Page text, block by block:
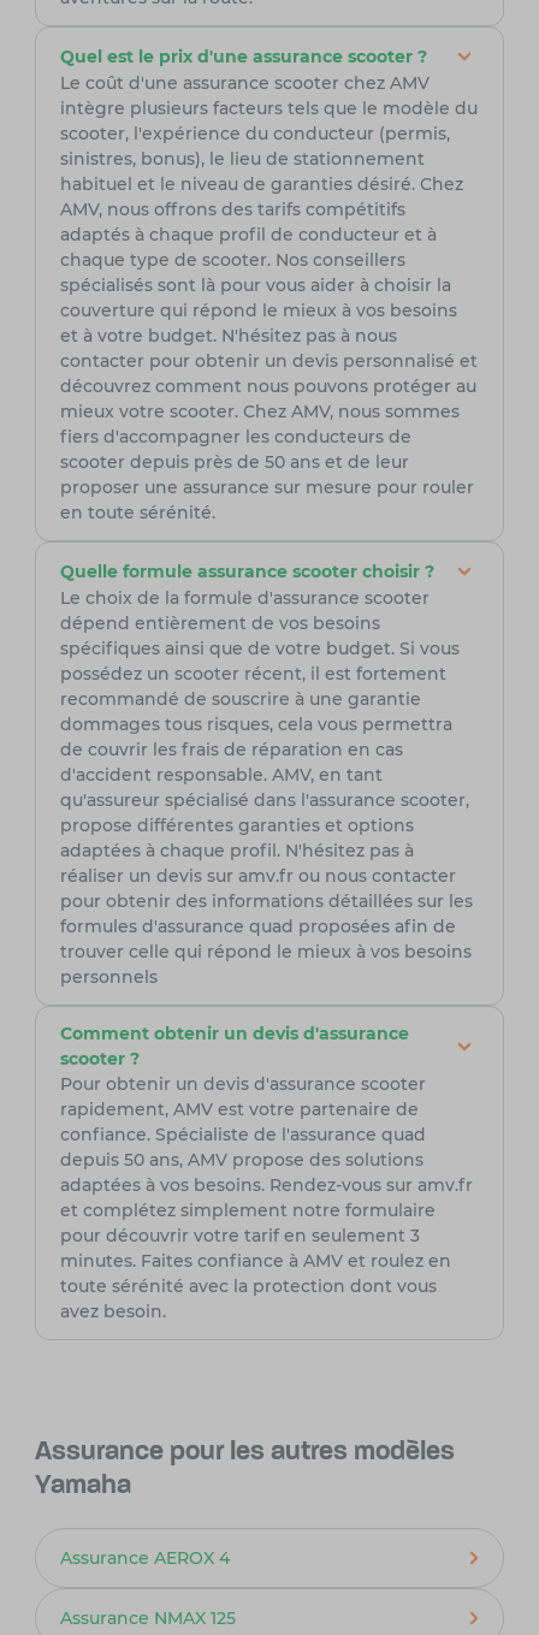
Quel est le prix d'une assurance scooter ?
Le coût d'une assurance scooter chez AMV
intègre plusieurs facteurs tels que le modèle du
scooter, l'expérience du conducteur (permis,
sinistres, bonus), le lieu de stationnement
habituel et le niveau de garanties désiré. Chez
AMV, nous offrons des tarifs compétitifs
adaptés à chaque profil de conducteur et à
chaque type de scooter. Nos conseillers
spécialisés sont là pour vous aider à choisir la
couverture qui répond le mieux à vos besoins
et à votre budget. N'hésitez pas à nous
contacter pour obtenir un devis personnalisé et
découvrez comment nous pouvons protéger au
mieux votre scooter. Chez AMV, nous sommes
fiers d'accompagner les conducteurs de
scooter depuis près de 50 ans et de leur
proposer une assurance sur mesure pour rouler
en toute sérénité.
Quelle formule assurance scooter choisir ?
Le choix de la formule d'assurance scooter
dépend entièrement de vos besoins
spécifiques ainsi que de votre budget. Si vous
possédez un scooter récent, il est fortement
recommandé de souscrire à une garantie
dommages tous risques, cela vous permettra
de couvrir les frais de réparation en cas
d'accident responsable. AMV, en tant
qu'assureur spécialisé dans l'assurance scooter,
propose différentes garanties et options
adaptées à chaque profil. N'hésitez pas à
réaliser un devis sur amv.fr ou nous contacter
pour obtenir des informations détaillées sur les
formules d'assurance quad proposées afin de
trouver celle qui répond le mieux à vos besoins
personnels
Comment obtenir un devis d'assurance
scooter ?
Pour obtenir un devis d'assurance scooter
rapidement, AMV est votre partenaire de
confiance. Spécialiste de l'assurance quad
depuis 50 ans, AMV propose des solutions
adaptées à vos besoins. Rendez-vous sur amv.fr
et complétez simplement notre formulaire
pour découvrir votre tarif en seulement 3
minutes. Faites confiance à AMV et roulez en
toute sérénité avec la protection dont vous
avez besoin.
Assurance pour les autres modèles
Yamaha
Assurance AEROX 4
Assurance NMAX 125